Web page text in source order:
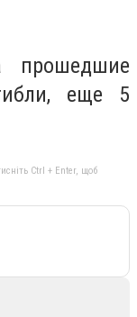
прошедшие
еще 5
Ctrl + Enter, щоб